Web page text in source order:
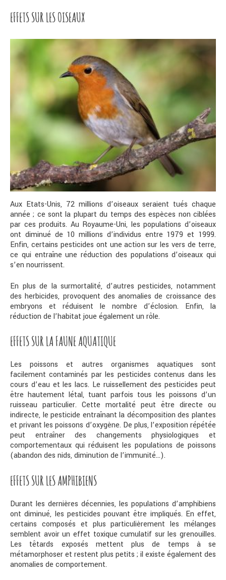
EFFETS SUR LES OISEAUX
Aux Etats-Unis, 72 millions d’oiseaux seraient tués chaque
année ; ce sont la plupart du temps des espèces non ciblées
par ces produits. Au Royaume-Uni, les populations d’oiseaux
ont diminué de 10 millions d’individus entre 1979 et 1999.
Enfin, certains pesticides ont une action sur les vers de terre,
ce qui entraîne une réduction des populations d’oiseaux qui
s’en nourrissent.
En plus de la surmortalité, d’autres pesticides, notamment
des herbicides, provoquent des anomalies de croissance des
embryons et réduisent le nombre d’éclosion. Enfin, la
réduction de l’habitat joue également un rôle.
EFFETS SUR LA FAUNE AQUATIQUE
Les poissons et autres organismes aquatiques sont
facilement contaminés par les pesticides contenus dans les
cours d’eau et les lacs. Le ruissellement des pesticides peut
être hautement létal, tuant parfois tous les poissons d’un
ruisseau particulier. Cette mortalité peut être directe ou
indirecte, le pesticide entraînant la décomposition des plantes
et privant les poissons d’oxygène. De plus, l’exposition répétée
peut entraîner des changements physiologiques et
comportementaux qui réduisent les populations de poissons
(abandon des nids, diminution de l’immunité…).
EFFETS SUR LES AMPHIBIENS
Durant les dernières décennies, les populations d’amphibiens
ont diminué, les pesticides pouvant être impliqués. En effet,
certains composés et plus particulièrement les mélanges
semblent avoir un effet toxique cumulatif sur les grenouilles.
Les têtards exposés mettent plus de temps à se
métamorphoser et restent plus petits ; il existe également des
anomalies de comportement.